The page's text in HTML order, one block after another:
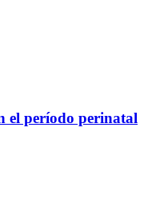
el período perinatal